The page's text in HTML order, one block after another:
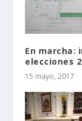
En marcha:
elecciones
15 mayo, 2017